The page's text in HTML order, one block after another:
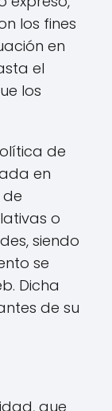
los fines
en
el
los
de
en
o
siendo
se
Dicha
de su
que